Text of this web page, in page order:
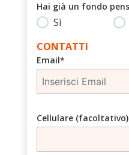
Hai già un fondo
Sì
CONTATTI
Email*
Cellulare (facoltativo)